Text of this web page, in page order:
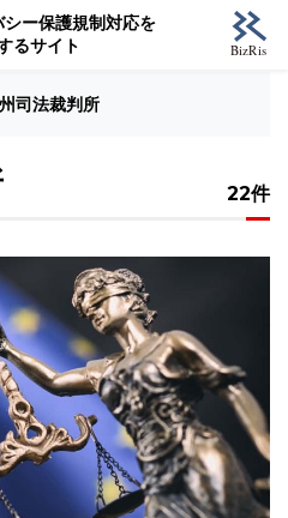
ー保護規制対応を
るサイト
司法裁判所
22件